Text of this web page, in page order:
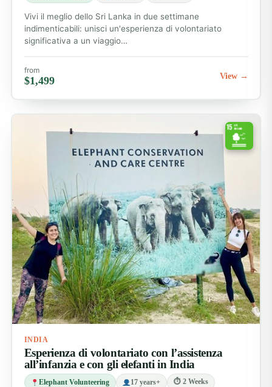
Vivi il meglio dello Sri Lanka in due settimane
indimenticabili: unisci un'esperienza di volontariato
significativa a un viaggio…
from
$1,499 View →
INDIA
Esperienza di volontariato con l’assistenza
all’infanzia e con gli elefanti in India
Elephant Volunteering 17 years+ ⏱ 2 Weeks